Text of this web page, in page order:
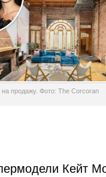
продажу. Фото: The Corcoran
Кейт